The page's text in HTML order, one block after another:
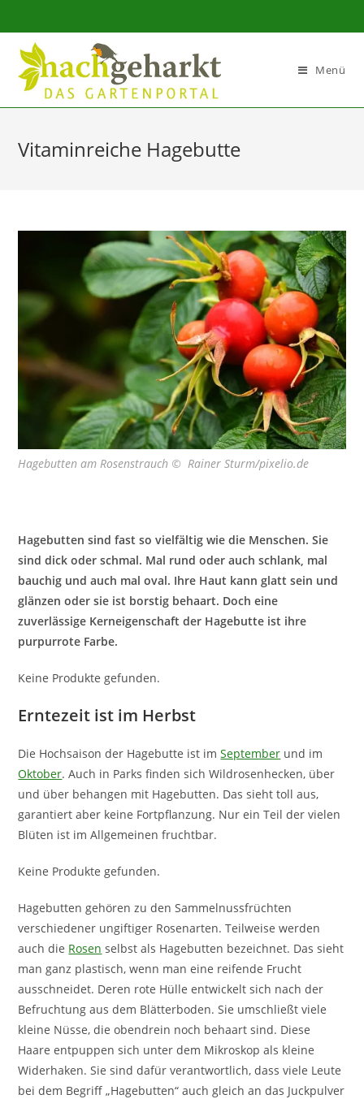
Sidebar-
Inhalt
Menü
Vitaminreiche Hagebutte
Hagebutten am Rosenstrauch © Rainer Sturm/pixelio.de
Hagebutten sind fast so vielfältig wie die Menschen. Sie
sind dick oder schmal. Mal rund oder auch schlank, mal
bauchig und auch mal oval. Ihre Haut kann glatt sein und
glänzen oder sie ist borstig behaart. Doch eine
zuverlässige Kerneigenschaft der Hagebutte ist ihre
purpurrote Farbe.
Keine Produkte gefunden.
Erntezeit ist im Herbst
Die Hochsaison der Hagebutte ist imSeptember und im
Oktober. Auch in Parks finden sich Wildrosenhecken, über
und über behangen mit Hagebutten. Das sieht toll aus,
garantiert aber keine Fortpflanzung. Nur ein Teil der vielen
Blüten ist im Allgemeinen fruchtbar.
Keine Produkte gefunden.
Hagebutten gehören zu den Sammelnussfrüchten
verschiedener ungiftiger Rosenarten. Teilweise werden
auch die Rosen selbst als Hagebutten bezeichnet. Das sieht
man ganz plastisch, wenn man eine reifende Frucht
ausschneidet. Deren rote Hülle entwickelt sich nach der
Befruchtung aus dem Blätterboden. Sie umschließt viele
kleine Nüsse, die obendrein noch behaart sind. Diese
Haare entpuppen sich unter dem Mikroskop als kleine
Widerhaken. Sie sind dafür verantwortlich, dass viele Leute
bei dem Begriff „Hagebutten“ auch gleich an das Juckpulver